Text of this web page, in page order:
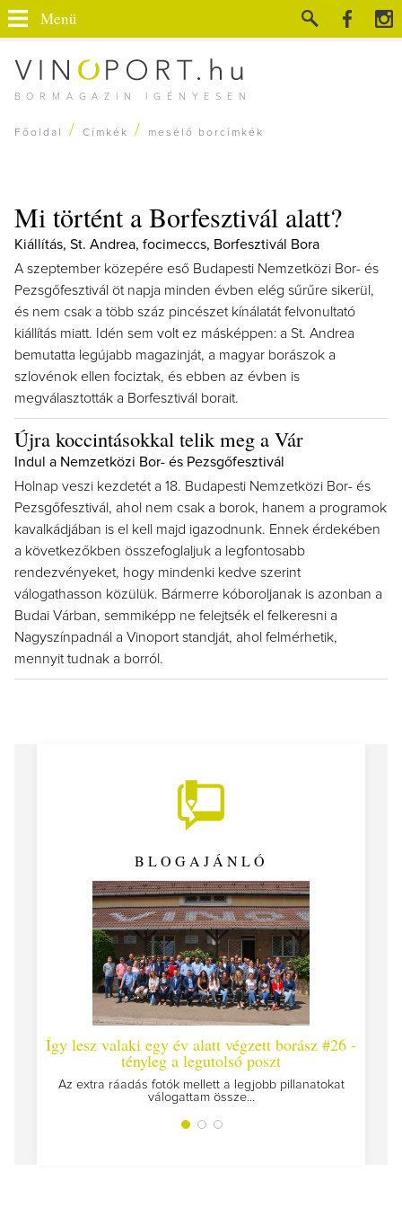
BORMAGAZIN IGÉNYESEN
Menü
Főoldal / Címkék / mesélő borcímkék
Mi történt a Borfesztivál alatt?
Kiállítás, St. Andrea, focimeccs, Borfesztivál Bora
A szeptember közepére eső Budapesti Nemzetközi Bor- és
Pezsgőfesztivál öt napja minden évben elég sűrűre sikerül,
és nem csak a több száz pincészet kínálatát felvonultató
kiállítás miatt. Idén sem volt ez másképpen: a St. Andrea
bemutatta legújabb magazinját, a magyar borászok a
szlovénok ellen fociztak, és ebben az évben is
megválasztották a Borfesztivál borait.
Újra koccintásokkal telik meg a Vár
Indul a Nemzetközi Bor- és Pezsgőfesztivál
Holnap veszi kezdetét a 18. Budapesti Nemzetközi Bor- és
Pezsgőfesztivál, ahol nem csak a borok, hanem a programok
kavalkádjában is el kell majd igazodnunk. Ennek érdekében
a következőkben összefoglaljuk a legfontosabb
rendezvényeket, hogy mindenki kedve szerint
válogathasson közülük. Bármerre kóboroljanak is azonban a
Budai Várban, semmiképp ne felejtsék el felkeresni a
Nagyszínpadnál a Vinoport standját, ahol felmérhetik,
mennyit tudnak a borról.
BLOGAJÁNLÓ
Így lesz valaki egy év alatt végzett borász #26 -
tényleg a legutolsó poszt
Az extra ráadás fotók mellett a legjobb pillanatokat
válogattam össze...